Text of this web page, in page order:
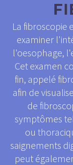
La fibroscopie
examiner
l'oesophage,
Cet examen
fin, appelé
afin de
de
symptômes
ou
saignements
peut